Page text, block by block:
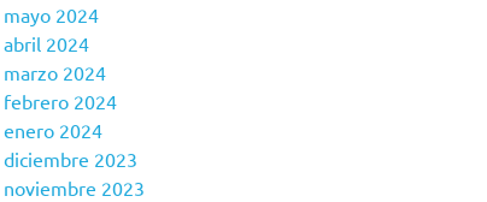
mayo 2024
abril 2024
marzo 2024
febrero 2024
enero 2024
diciembre 2023
noviembre 2023